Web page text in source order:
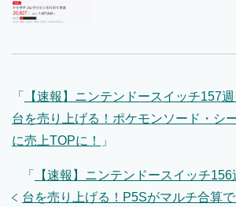
「
【速報】ニンテンドースイッチ157
台を売り上げる！ポケモンソード・シ
に売上TOPに！
」
「
【速報】ニンテンドースイッチ
台を売り上げる！P5Sがマルチ合算